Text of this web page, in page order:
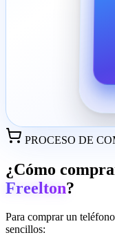
PROCESO DE
¿Cómo
Freelton?
Para comprar un
sencillos: